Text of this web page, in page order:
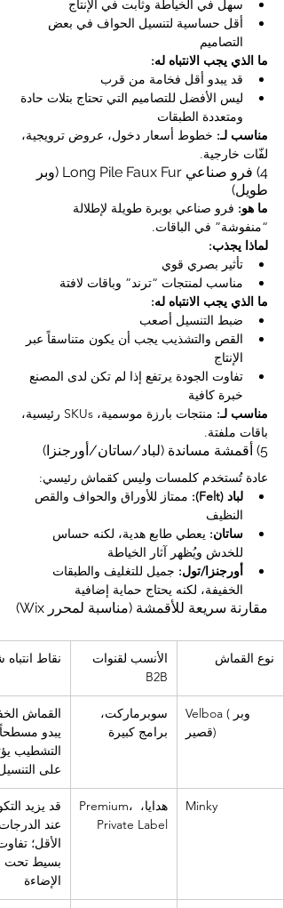
سهل في الخياطة وثابت في الإنتاج
أقل حساسية لتنسيل الحواف في بعض
التصاميم
ما الذي يجب الانتباه له:
قد يبدو أقل فخامة من قرب
ليس الأفضل للتصاميم التي تحتاج بتلات حادة
ومتعددة الطبقات
مناسب لـ: خطوط أسعار دخول، عروض ترويجية،
لفّات خارجية.
4) فرو صناعي Long Pile Faux Fur (وبر
طويل)
ما هو: فرو صناعي بوبرة طويلة لإطلالة
“منفوشة” في الباقات.
لماذا يجذب:
تأثير بصري قوي
مناسب لمنتجات “ترند” وباقات لافتة
ما الذي يجب الانتباه له:
ضبط التنسيل أصعب
القص والتشذيب يجب أن يكون متناسقاً عبر
الإنتاج
تفاوت الجودة يرتفع إذا لم تكن لدى المصنع
خبرة كافية
مناسب لـ:
منتجات بارزة موسمية، SKUs رئيسية،
باقات ملفتة.
5) أقمشة مساندة (لباد/ساتان/أورجنزا)
عادة تُستخدم كلمسات وليس كقماش رئيسي:
لباد (Felt):
ممتاز للأوراق والحواف والقص
النظيف
ساتان: يعطي طابع هدية، لكنه حساس
للخدش ويُظهر آثار الخياطة
أورجنزا/تول: جميل للتغليف والطبقات
الخفيفة، لكنه يحتاج حماية إضافية
مقارنة سريعة للأقمشة (مناسبة لمحرر Wix)
نوع القماش
الأنسب لقنوات
B2B
نقاط انتباه
Velboa (وبر
قصير)
سوبرماركت،
برامج كبيرة
القماش
يبدو
التشطيب
على
Minky
هدايا، Premium،
Private Label
قد يزيد
عند
الأقل؛
بسيط تحت
الإضاءة